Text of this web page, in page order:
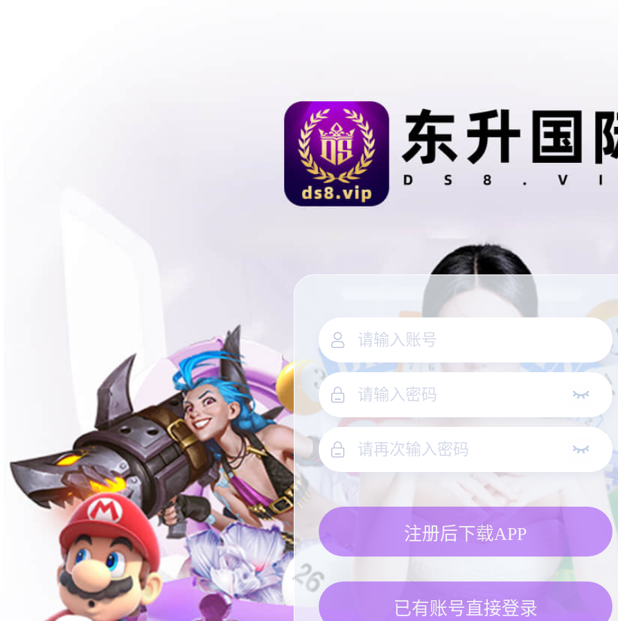
注册后下载APP
已有账号直接登录